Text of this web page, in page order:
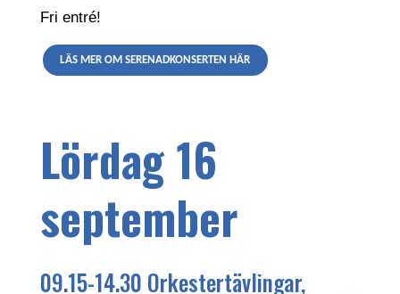
Fri entré!
LÄS MER OM SERENADKONSERTEN HÄR
Lördag 16
september
09.15-14.30 Orkestertävlingar,